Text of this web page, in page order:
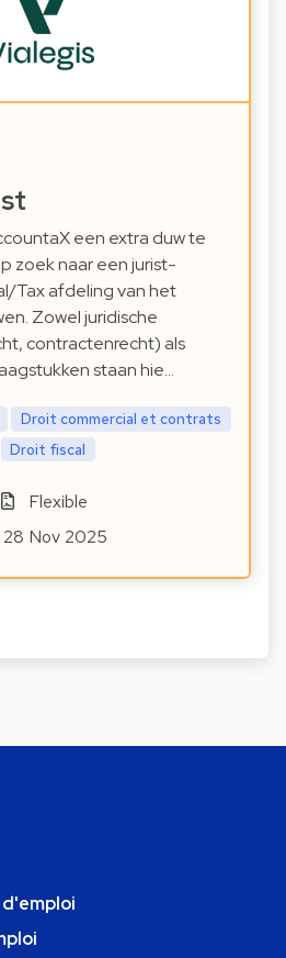
een extra duw te
zoek naar een jurist-
Tax afdeling van het
Zowel juridische
contractenrecht) als
staan hie…
Droit commercial et contrats
Droit fiscal
Flexible
28 Nov 2025